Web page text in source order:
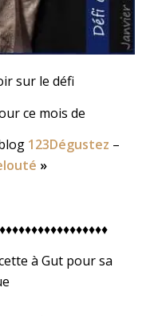
sur le défi
ce mois de
123Dégustez –
»
à Gut pour sa